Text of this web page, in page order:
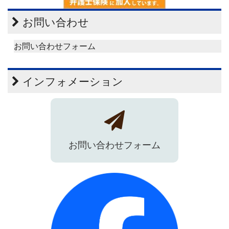
お問い合わせ
お問い合わせフォーム
インフォメーション
お問い合わせフォーム